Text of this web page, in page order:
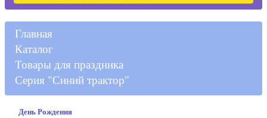
Главная
Каталог
Товары для праздника
Серия "Синий трактор"
День Рождения